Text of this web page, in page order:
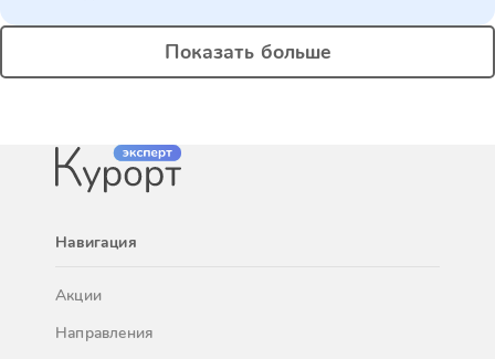
Показать больше
Навигация
Акции
Направления